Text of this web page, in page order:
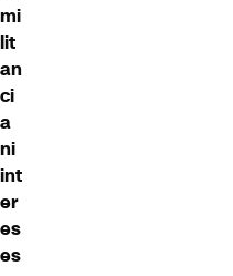
mi
lit
an
ci
a
ni
int
er
es
es